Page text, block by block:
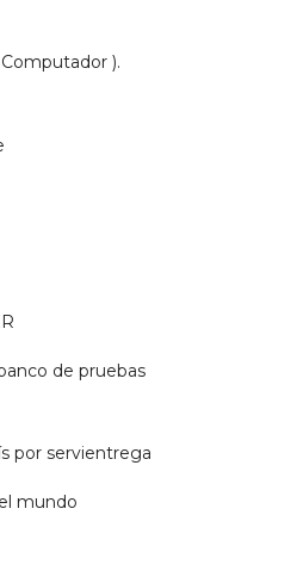
).
de pruebas
por servientrega
mundo